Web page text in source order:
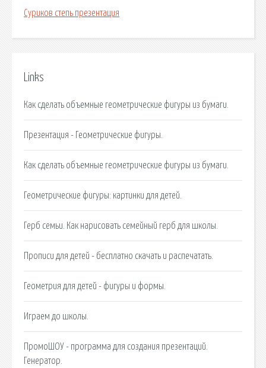
Суриков степь презентация
Links
Как сделать объемные геометрические фигуры из бумаги.
Презентация - Геометрические фигуры.
Как сделать объемные геометрические фигуры из бумаги.
Геометрические фигуры: картинки для детей.
Герб семьи. Как нарисовать семейный герб для школы.
Прописи для детей - бесплатно скачать и распечатать.
Геометрия для детей - фигуры и формы.
Играем до школы.
ПромоШОУ - программа для создания презентаций.
Генератор.